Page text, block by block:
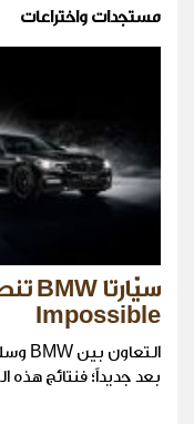
مستجدات واختراعات
Impossible
بعد جديداً؛ فنتائج هذه